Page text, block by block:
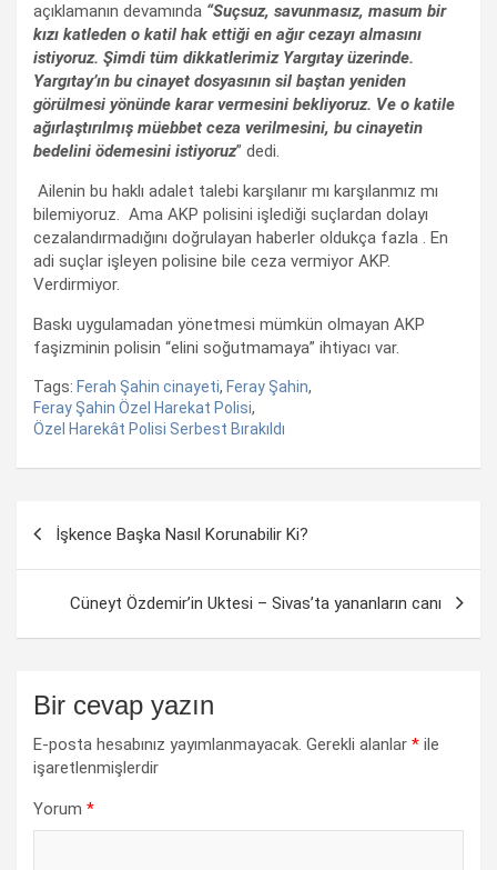
açıklamanın devamında “Suçsuz, savunmasız, masum bir
kızı katleden o katil hak ettiği en ağır cezayı almasını
istiyoruz. Şimdi tüm dikkatlerimiz Yargıtay üzerinde.
Yargıtay’ın bu cinayet dosyasının sil baştan yeniden
görülmesi yönünde karar vermesini bekliyoruz. Ve o katile
ağırlaştırılmış müebbet ceza verilmesini, bu cinayetin
bedelini ödemesini istiyoruz” dedi.
Ailenin bu haklı adalet talebi karşılanır mı karşılanmız mı
bilemiyoruz. Ama AKP polisini işlediği suçlardan dolayı
cezalandırmadığını doğrulayan haberler oldukça fazla . En
adi suçlar işleyen polisine bile ceza vermiyor AKP.
Verdirmiyor.
Baskı uygulamadan yönetmesi mümkün olmayan AKP
faşizminin polisin “elini soğutmamaya” ihtiyacı var.
Tags: Ferah Şahin cinayeti, Feray Şahin,
Feray Şahin Özel Harekat Polisi,
Özel Harekât Polisi Serbest Bırakıldı
dolaşımı
İşkence Başka Nasıl Korunabilir Ki?
Cüneyt Özdemir’in Uktesi – Sivas’ta yananların canı
Bir cevap yazın
E-posta hesabınız yayımlanmayacak. Gerekli alanlar * ile
işaretlenmişlerdir
Yorum *